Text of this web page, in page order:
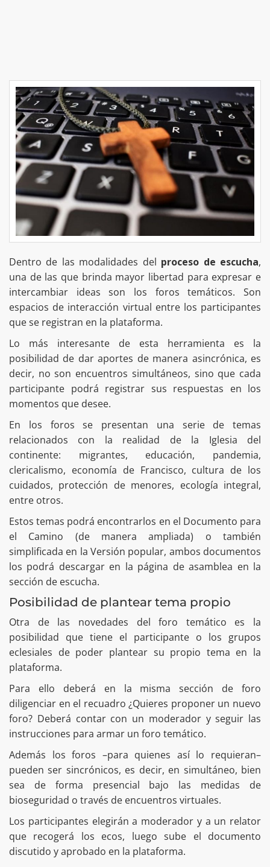
Dentro de las modalidades del proceso de escucha,
una de las que brinda mayor libertad para expresar e
intercambiar ideas son los foros temáticos. Son
espacios de interacción virtual entre los participantes
que se registran en la plataforma.
Lo más interesante de esta herramienta es la
posibilidad de dar aportes de manera asincrónica, es
decir, no son encuentros simultáneos, sino que cada
participante podrá registrar sus respuestas en los
momentos que desee.
En los foros se presentan una serie de temas
relacionados con la realidad de la Iglesia del
continente: migrantes, educación, pandemia,
clericalismo, economía de Francisco, cultura de los
cuidados, protección de menores, ecología integral,
entre otros.
Estos temas podrá encontrarlos en el Documento para
el Camino (de manera ampliada) o también
simplificada en la Versión popular, ambos documentos
los podrá descargar en la página de asamblea en la
sección de escucha.
Posibilidad de plantear tema propio
Otra de las novedades del foro temático es la
posibilidad que tiene el participante o los grupos
eclesiales de poder plantear su propio tema en la
plataforma.
Para ello deberá en la misma sección de foro
diligenciar en el recuadro ¿Quieres proponer un nuevo
foro? Deberá contar con un moderador y seguir las
instrucciones para armar un foro temático.
Además los foros –para quienes así lo requieran–
pueden ser sincrónicos, es decir, en simultáneo, bien
sea de forma presencial bajo las medidas de
bioseguridad o través de encuentros virtuales.
Los participantes elegirán a moderador y a un relator
que recogerá los ecos, luego sube el documento
discutido y aprobado en la plataforma.